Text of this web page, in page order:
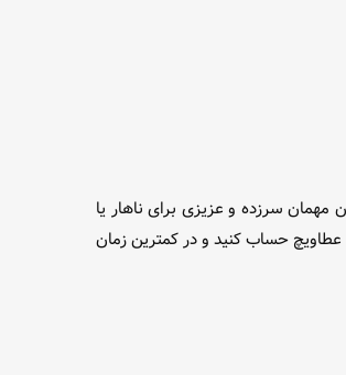
مهمان سرزده و عزیزی برای ناهار یا
عطاویچ حساب کنید و در کمترین زمان